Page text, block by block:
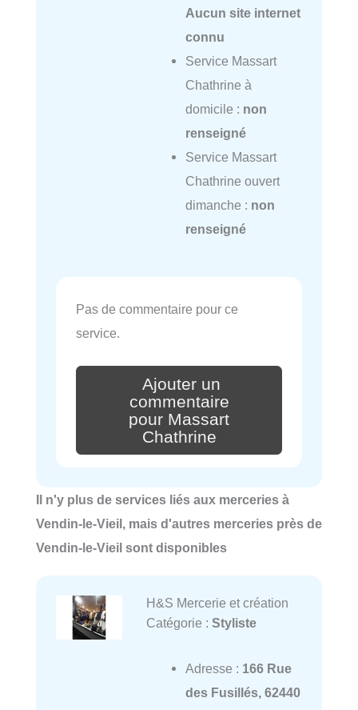
Aucun site internet
connu
Service Massart
Chathrine à
domicile : non
renseigné
Service Massart
Chathrine ouvert
dimanche : non
renseigné
Pas de commentaire pour ce
service.
Ajouter un
commentaire
pour Massart
Chathrine
Il n'y plus de services liés aux merceries à
Vendin-le-Vieil, mais d'autres merceries près de
Vendin-le-Vieil sont disponibles
H&S Mercerie et création
Catégorie : Styliste
Adresse : 166 Rue
des Fusillés, 62440